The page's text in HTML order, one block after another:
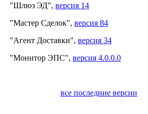
"Шлюз ЭД", версия 14
"Мастер Сделок", версия 84
"Агент Доставки", версия 34
"Монитор ЭПС", версия 4.0.0.0
все последние версии